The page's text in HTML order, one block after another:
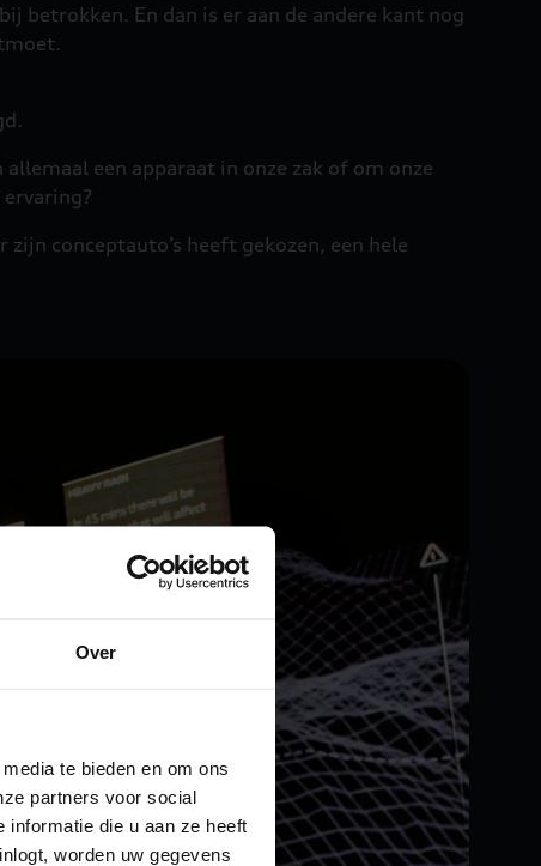
Over
te bieden en om ons
partners voor social
informatie die u aan ze heeft
worden uw gegevens
betrokken. En dan is er aan de andere kant nog
een apparaat in onze zak of om onze
conceptauto’s heeft gekozen, een hele